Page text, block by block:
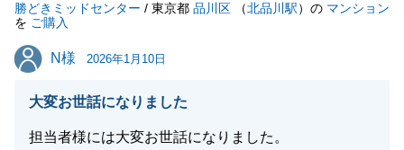
勝どきミッドセンター / 東京都 品川区 （北品川駅）の マンション
を ご購入
N様
N様 2026年1月10日
大変お世話になりました
担当者様には大変お世話になりました。